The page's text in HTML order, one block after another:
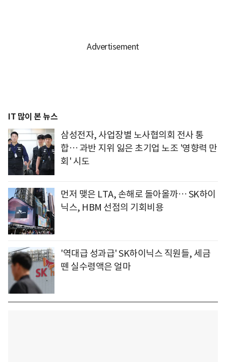
IT 많이 본 뉴스
삼성전자, 사업장별 노사협의회 전사 통
합… 과반 지위 잃은 초기업 노조 '영향력 만
회' 시도
먼저 맺은 LTA, 손해로 돌아올까… SK하이
닉스, HBM 선점의 기회비용
'역대급 성과급' SK하이닉스 직원들, 세금
뗀 실수령액은 얼마